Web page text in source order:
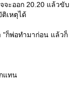
จะออก 20.20 แล้วขับ
เหตุได้
"ก็พ่อทำมาก่อน แล้วก็
แทน